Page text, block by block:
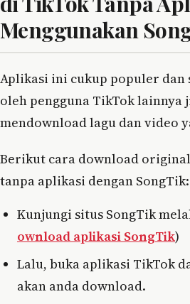
Menggunakan
Aplikasi ini cukup populer dan
oleh pengguna TikTok lainnya
mendownload lagu dan video
Berikut cara download
tanpa aplikasi dengan SongTik:
Kunjungi situs SongTik
ownload aplikasi SongTik)
Lalu, buka aplikasi TikTok
akan anda download.